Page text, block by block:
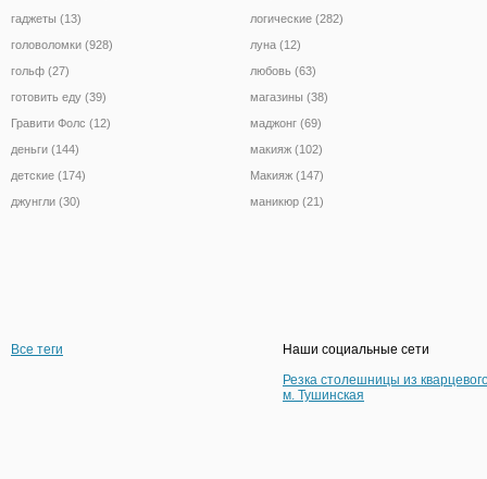
гаджеты (13)
головоломки (928)
гольф (27)
готовить еду (39)
Гравити Фолс (12)
деньги (144)
детские (174)
джунгли (30)
логические (282)
луна (12)
любовь (63)
магазины (38)
маджонг (69)
макияж (102)
Макияж (147)
маникюр (21)
Все теги
Наши социальные сети
Резка столешницы из
м. Тушинская